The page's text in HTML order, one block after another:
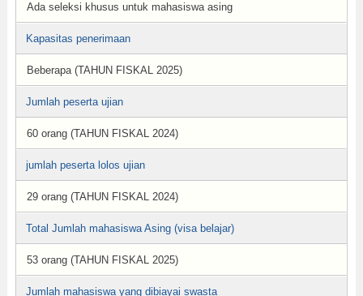
Ada seleksi khusus untuk mahasiswa asing
Kapasitas penerimaan
Beberapa (TAHUN FISKAL 2025)
Jumlah peserta ujian
60 orang (TAHUN FISKAL 2024)
jumlah peserta lolos ujian
29 orang (TAHUN FISKAL 2024)
Total Jumlah mahasiswa Asing (visa belajar)
53 orang (TAHUN FISKAL 2025)
Jumlah mahasiswa yang dibiayai swasta